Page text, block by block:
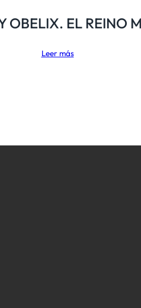
OBELIX. EL REINO
Leer más